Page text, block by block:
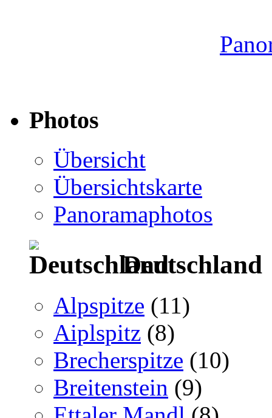
Photos
Übersicht
Übersichtskarte
Panoramaphotos
Deutschland
Alpspitze (11)
Aiplspitz (8)
Brecherspitze (10)
Breitenstein (9)